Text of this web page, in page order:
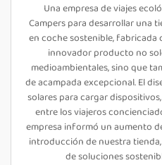
Una empresa de viajes
Campers para desarrollar una
en coche sostenible, fabricada
innovador producto no
medioambientales, sino que
de acampada excepcional. El
solares para cargar
entre los viajeros
empresa informó un aumento
introducción de nuestra
de soluciones